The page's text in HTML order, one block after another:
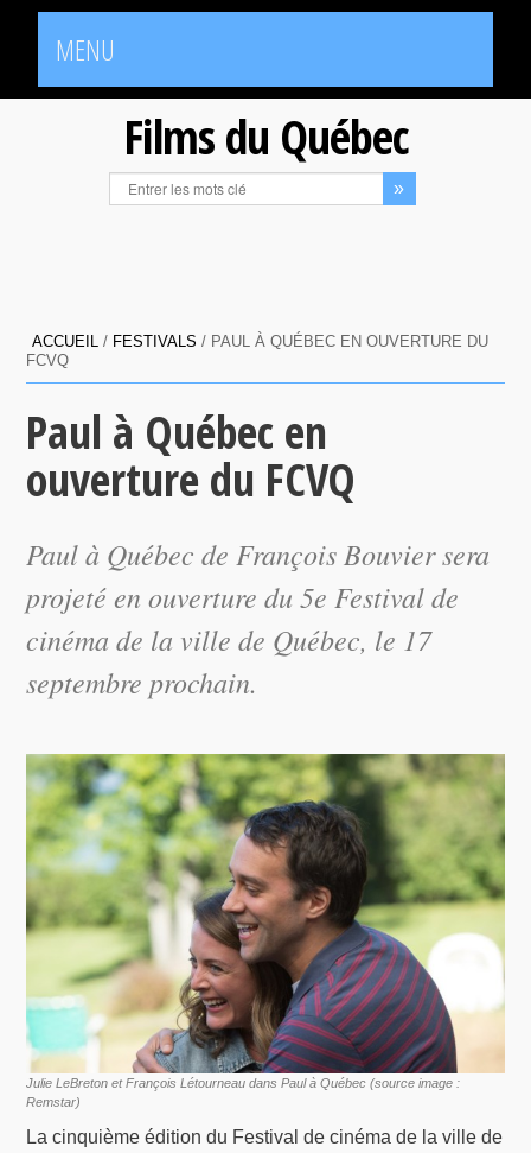
MENU
Films du Québec
ACCUEIL / FESTIVALS / PAUL À QUÉBEC EN OUVERTURE DU
FCVQ
Paul à Québec en
ouverture du FCVQ
Paul à Québec de François Bouvier sera
projeté en ouverture du 5e Festival de
cinéma de la ville de Québec, le 17
septembre prochain.
Julie LeBreton et François Létourneau dans Paul à Québec (source image :
Remstar)
La cinquième édition du Festival de cinéma de la ville de